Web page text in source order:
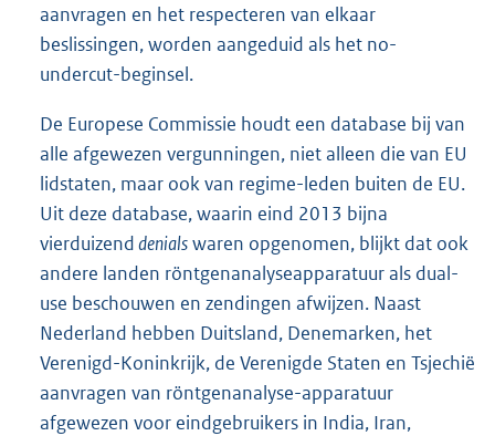
aanvragen en het respecteren van elkaar
beslissingen, worden aangeduid als het no-
undercut-beginsel.
De Europese Commissie houdt een database bij van
alle afgewezen vergunningen, niet alleen die van EU
lidstaten, maar ook van regime-leden buiten de EU.
Uit deze database, waarin eind 2013 bijna
vierduizenddenialswaren opgenomen, blijkt dat ook
andere landen röntgenanalyseapparatuur als dual-
use beschouwen en zendingen afwijzen. Naast
Nederland hebben Duitsland, Denemarken, het
Verenigd-Koninkrijk, de Verenigde Staten en Tsjechië
aanvragen van röntgenanalyse-apparatuur
afgewezen voor eindgebruikers in India, Iran,